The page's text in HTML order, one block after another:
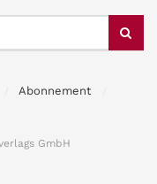
Abonnement
GmbH